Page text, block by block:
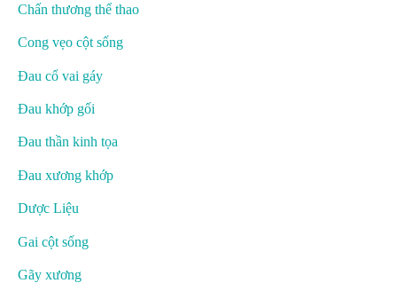
Chấn thương thể thao
Cong vẹo cột sống
Đau cổ vai gáy
Đau khớp gối
Đau thần kinh tọa
Đau xương khớp
Dược Liệu
Gai cột sống
Gãy xương